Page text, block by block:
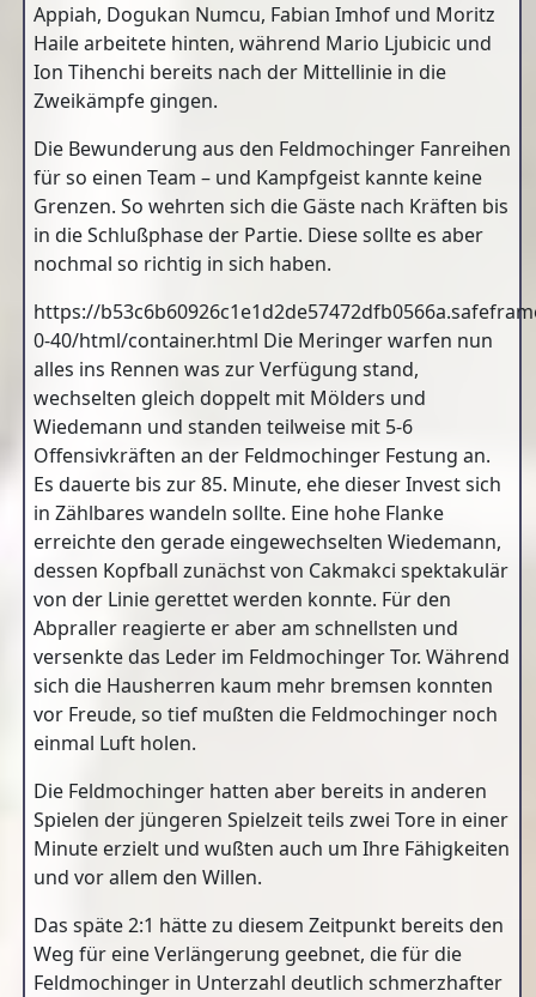
Appiah, Dogukan Numcu, Fabian Imhof und Moritz
Haile arbeitete hinten, während Mario Ljubicic und
Ion Tihenchi bereits nach der Mittellinie in die
Zweikämpfe gingen.
Die Bewunderung aus den Feldmochinger Fanreihen
für so einen Team – und Kampfgeist kannte keine
Grenzen. So wehrten sich die Gäste nach Kräften bis
in die Schlußphase der Partie. Diese sollte es aber
nochmal so richtig in sich haben.
https://
0-40/html/container.html Die Meringer warfen nun
alles ins Rennen was zur Verfügung stand,
wechselten gleich doppelt mit Mölders und
Wiedemann und standen teilweise mit 5-6
Offensivkräften an der Feldmochinger Festung an.
Es dauerte bis zur 85. Minute, ehe dieser Invest sich
in Zählbares wandeln sollte. Eine hohe Flanke
erreichte den gerade eingewechselten Wiedemann,
dessen Kopfball zunächst von Cakmakci spektakulär
von der Linie gerettet werden konnte. Für den
Abpraller reagierte er aber am schnellsten und
versenkte das Leder im Feldmochinger Tor. Während
sich die Hausherren kaum mehr bremsen konnten
vor Freude, so tief mußten die Feldmochinger noch
einmal Luft holen.
Die Feldmochinger hatten aber bereits in anderen
Spielen der jüngeren Spielzeit teils zwei Tore in einer
Minute erzielt und wußten auch um Ihre Fähigkeiten
und vor allem den Willen.
Das späte 2:1 hätte zu diesem Zeitpunkt bereits den
Weg für eine Verlängerung geebnet, die für die
Feldmochinger in Unterzahl deutlich schmerzhafter